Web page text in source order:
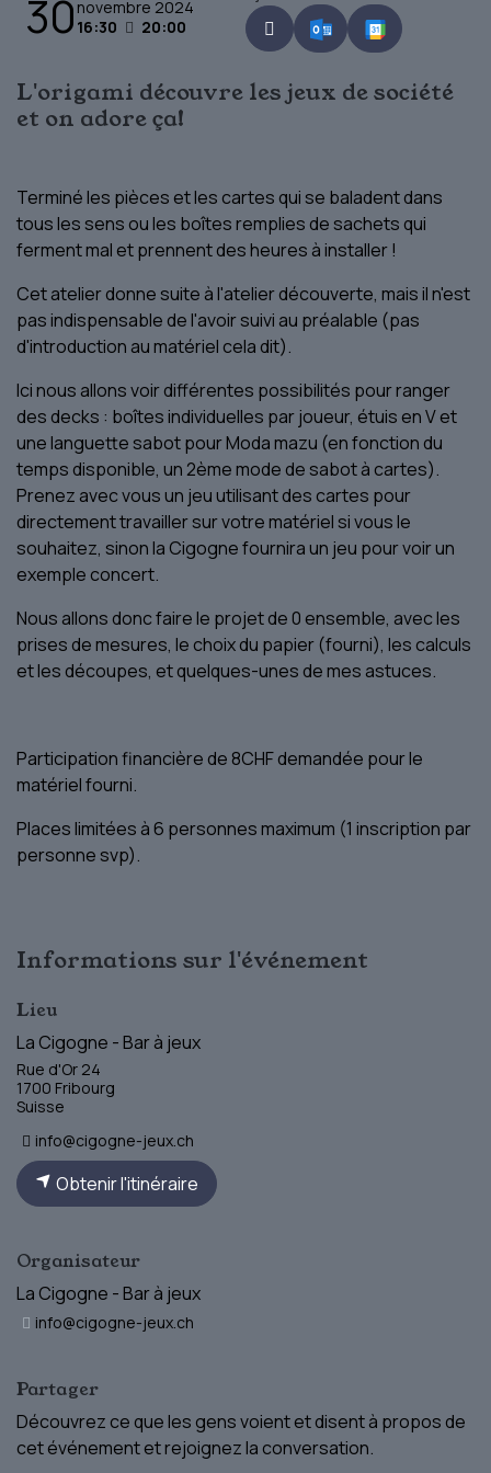
30 novembre 2024
16:30
20:00
L'origami découvre les jeux de société
et on adore ça!
Terminé les pièces et les cartes qui se baladent dans
tous les sens ou les boîtes remplies de sachets qui
ferment mal et prennent des heures à installer !
Cet atelier donne suite à l'atelier découverte, mais il n'est
pas indispensable de l'avoir suivi au préalable (pas
d'introduction au matériel cela dit).
Ici nous allons voir différentes possibilités pour ranger
des decks : boîtes individuelles par joueur, étuis en V et
une languette sabot pour Moda mazu (en fonction du
temps disponible, un 2ème mode de sabot à cartes).
Prenez avec vous un jeu utilisant des cartes pour
directement travailler sur votre matériel si vous le
souhaitez, sinon la Cigogne fournira un jeu pour voir un
exemple concert.
Nous allons donc faire le projet de 0 ensemble, avec les
prises de mesures, le choix du papier (fourni), les calculs
et les découpes, et quelques-unes de mes astuces.
Participation financière de 8CHF demandée pour le
matériel fourni.
Places limitées à 6 personnes maximum (1 inscription par
personne svp).
Informations sur l'événement
Lieu
La Cigogne - Bar à jeux
Rue d'Or 24
1700 Fribourg
Suisse
info@cigogne-jeux.ch
Obtenir l'itinéraire
Organisateur
La Cigogne - Bar à jeux
info@cigogne-jeux.ch
Partager
Découvrez ce que les gens voient et disent à propos de
cet événement et rejoignez la conversation.